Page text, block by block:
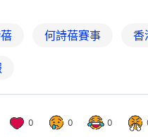
何詩蓓賽事 香
0 0 0